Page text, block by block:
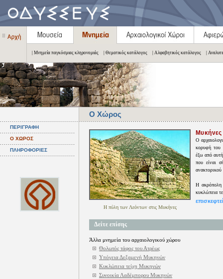
| Μνημεία παγκόσμιας κληρονομιάς | Θεματικός κατάλογος | Αλφαβητικός κατάλογος |
Ο Χώρος
ΠΕΡΙΓΡΑΦΗ
Ο ΧΩΡΟΣ
ΠΛΗΡΟΦΟΡΙΕΣ
Η πύλη των Λεόντων στις Μυκήνες
Μυκήνες
Ο
κορυφή του
έξω από
που είναι
Η ακρόπολη
κυκλώπεια
Δείτε επίσης
Άλλα μνημεία του αρχαιολογικού χώρου
Θολωτός τάφος του Ατρέως
Υπόγεια Δεξαμενή Μυκηνών
Κυκλώπεια τείχη Μυκηνών
Συνοικία Λαδέμπορου Μυκηνών